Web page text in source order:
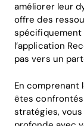
améliorer leur
offre des
spécifiquement
l’application
pas vers un
En comprenant
êtes
stratégies,